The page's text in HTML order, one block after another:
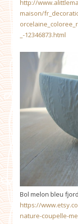
http://
maison/
_-12346873.html
Bol melon bleu
https://
nature-coupelle-